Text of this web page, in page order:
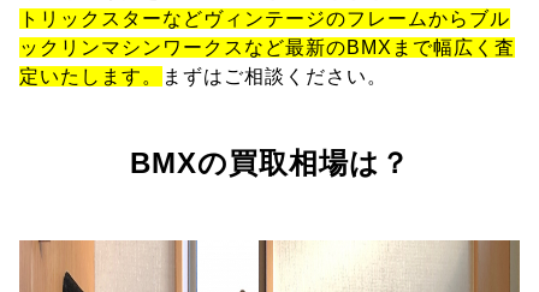
トリックスターなどヴィンテージのフレームからブル
ックリンマシンワークスなど最新のBMXまで幅広く査
定いたします。
まずはご相談ください。
BMXの買取相場は？